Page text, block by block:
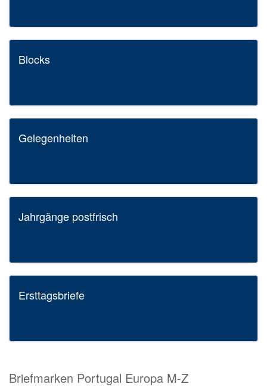
Blocks
Gelegenheiten
Jahrgänge postfrisch
Ersttagsbriefe
Briefmarken Portugal Europa M-Z